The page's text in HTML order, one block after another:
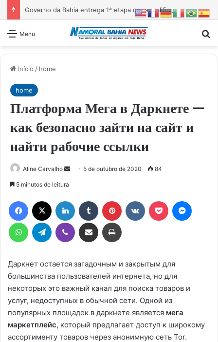
Governo da Bahia entrega 1ª etapa da requalificação do Parque Metropolitano de Pituaçu
Menu
Início / home
home
Платформа Мега в Даркнете —
как безопасно зайти на сайт и
найти рабочие ссылки
Aline Carvalho
Mande
mail
5 de outubro de 2020 84
5 minutos de leitura
Facebook Linkedin Tumblr Pinterest Pocket
WhatsAppTelegram Viber Compartilhar via e-mail Imprimir
Даркнет остается загадочным и закрытым для
большинства пользователей интернета, но для
некоторых это важный канал для поиска товаров и
услуг, недоступных в обычной сети. Одной из
популярных площадок в даркнете является мега
маркетплейс, который предлагает доступ к широкому
ассортименту товаров через анонимную сеть Tor.